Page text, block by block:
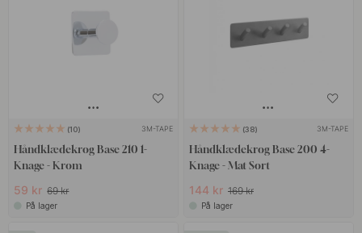
10 3M-TAPE
Håndklædekrog Base 210 1-
Knage - Krom
59 kr 69 kr
På lager
38 3M-TAPE
Håndklædekrog Base 200 4-
Knage - Mat Sort
144 kr 169 kr
På lager